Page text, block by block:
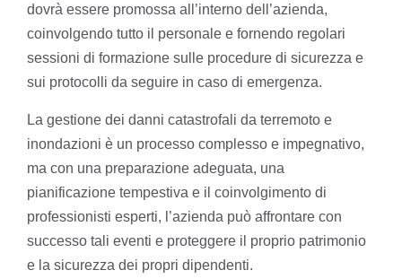
dovrà essere promossa all’interno dell’azienda,
coinvolgendo tutto il personale e fornendo regolari
sessioni di formazione sulle procedure di sicurezza e
sui protocolli da seguire in caso di emergenza.
La gestione dei danni catastrofali da terremoto e
inondazioni è un processo complesso e impegnativo,
ma con una preparazione adeguata, una
pianificazione tempestiva e il coinvolgimento di
professionisti esperti, l’azienda può affrontare con
successo tali eventi e proteggere il proprio patrimonio
e la sicurezza dei propri dipendenti.